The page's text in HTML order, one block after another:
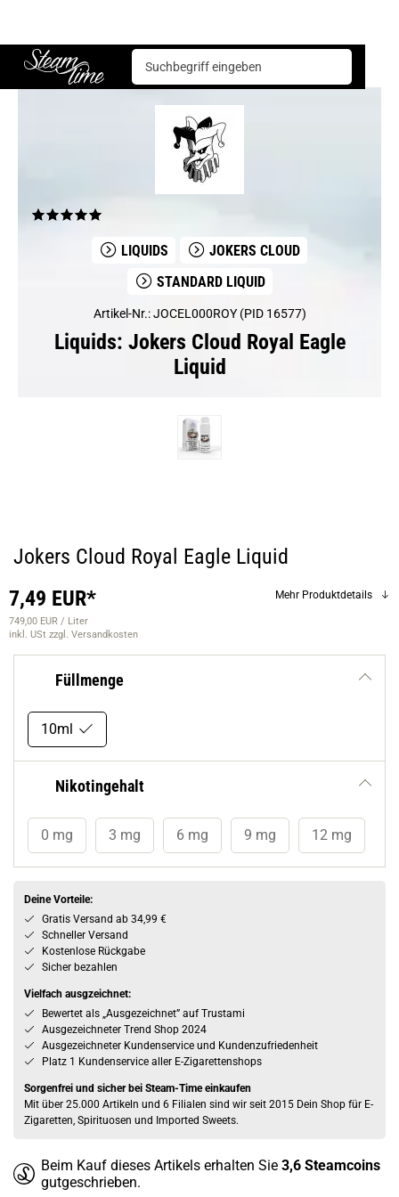
Steam time
Liquids Jokers Cloud
LIQUIDS
JOKERS CLOUD
STANDARD LIQUID
Artikel-Nr.: JOCEL000ROY (PID 16577)
Liquids: Jokers Cloud Royal Eagle
Liquid
Jokers Cloud Royal Eagle Liquid
7,49 EUR*
749,00 EUR / Liter
inkl. USt zzgl. Versandkosten
Mehr Produktdetails
Füllmenge
10ml
Nikotingehalt
0 mg 3 mg 6 mg 9 mg 12 mg
Deine Vorteile:
Gratis Versand ab 34,99 €
Schneller Versand
Kostenlose Rückgabe
Sicher bezahlen
Vielfach ausgzeichnet:
Bewertet als „Ausgezeichnet” auf Trustami
Ausgezeichneter Trend Shop 2024
Ausgezeichneter Kundenservice und Kundenzufriedenheit
Platz 1 Kundenservice aller E-Zigarettenshops
Sorgenfrei und sicher bei Steam-Time einkaufen
Mit über 25.000 Artikeln und 6 Filialen sind wir seit 2015 Dein Shop für E-
Zigaretten, Spirituosen und Imported Sweets.
Beim Kauf dieses Artikels erhalten Sie 3,6 Steamcoins
gutgeschrieben.